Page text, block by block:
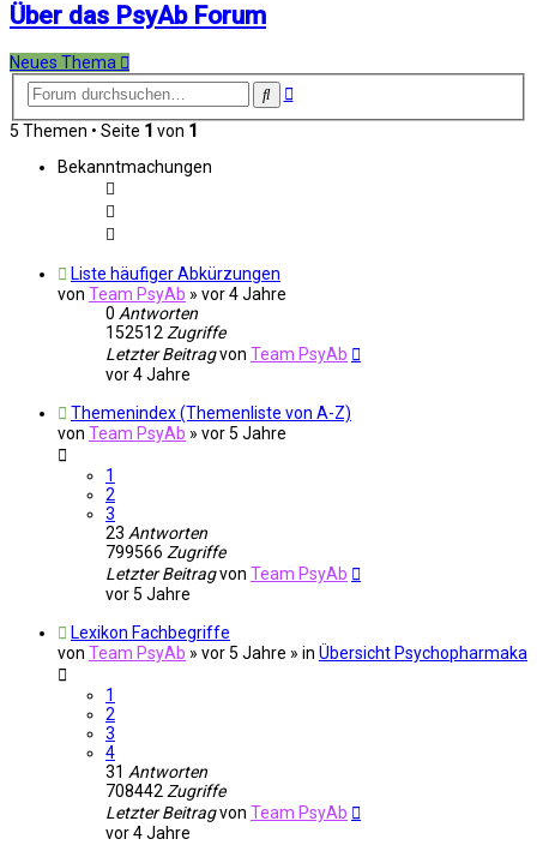
Über das PsyAb Forum
Neues Thema
SucheErweiterte
5 Themen • Seite 1 von 1
Bekanntmachungen
Liste häufiger Abkürzungen
von Team PsyAb » vor 4 Jahre
0 Antworten
152512 Zugriffe
Letzter Beitragvon Team PsyAb
vor 4 Jahre
Themenindex (Themenliste von A-Z)
von Team PsyAb » vor 5 Jahre
1
2
3
23 Antworten
799566 Zugriffe
Letzter Beitragvon Team PsyAb
vor 5 Jahre
Lexikon Fachbegriffe
von Team PsyAb » vor 5 Jahre » in Übersicht Psychopharmaka
1
2
3
4
31 Antworten
708442 Zugriffe
Letzter Beitragvon Team PsyAb
vor 4 Jahre